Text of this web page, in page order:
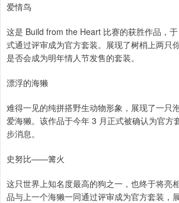
爱情鸟
这是 Build from the Heart 比赛的获胜作品，
式通过评审成为官方套装。展现了树梢上两只
是否会成为明年情人节发售的套装。
漂浮的海獭
难得一见的纯拼搭野生动物形象，展现了一只
爱海獭。该作品于今年 3 月正式被确认为官方
步消息。
史努比——篝火
这只世界上知名度最高的狗之一，也终于将亮
品与上一个海獭一同通过评审成为官方套装，